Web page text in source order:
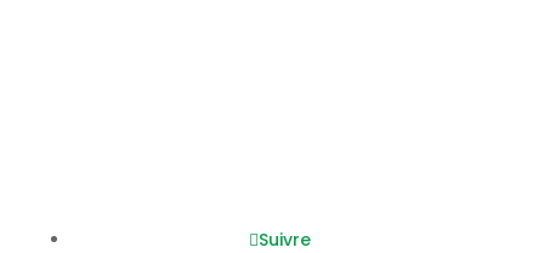
Suivre